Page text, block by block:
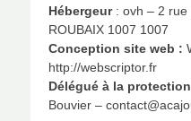
Hébergeur: ovh – 2 rue
ROUBAIX 1007 1007
Conception site web :
http://webscriptor.fr
Délégué à la
Bouvier –